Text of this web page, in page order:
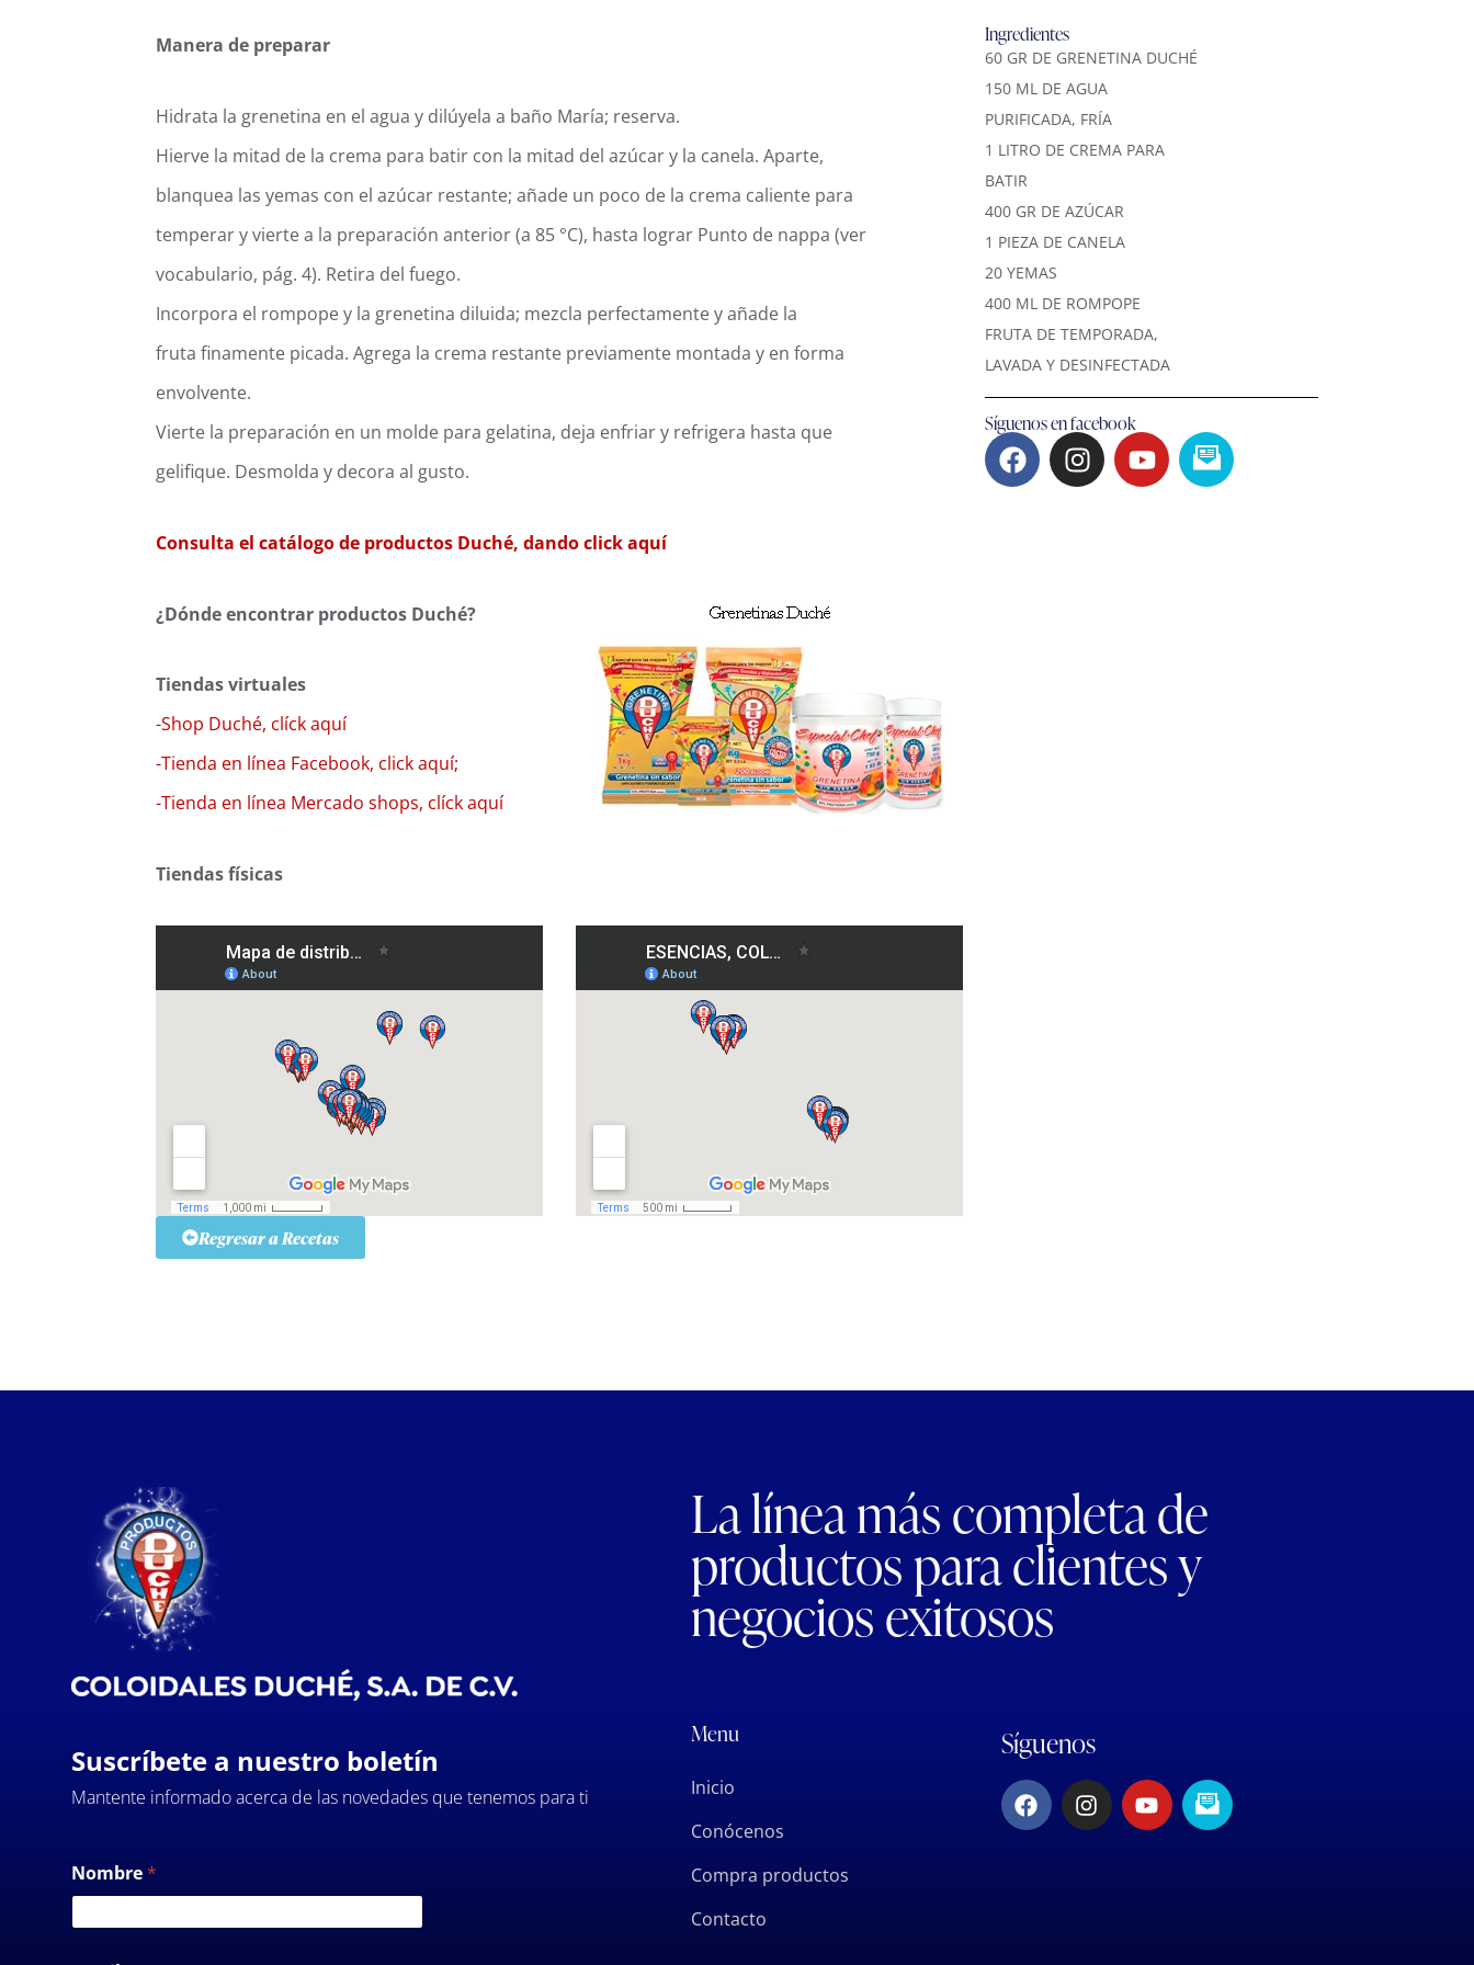
Manera de preparar
Hidrata la grenetina en el agua y dilúyela a baño María; reserva.
Hierve la mitad de la crema para batir con la mitad del azúcar y la canela. Aparte,
blanquea las yemas con el azúcar restante; añade un poco de la crema caliente para
temperar y vierte a la preparación anterior (a 85 °C), hasta lograr Punto de nappa (ver
vocabulario, pág. 4). Retira del fuego.
Incorpora el rompope y la grenetina diluida; mezcla perfectamente y añade la
fruta finamente picada. Agrega la crema restante previamente montada y en forma
envolvente.
Vierte la preparación en un molde para gelatina, deja enfriar y refrigera hasta que
gelifique. Desmolda y decora al gusto.
Consulta el catálogo de productos Duché, dando click aquí
¿Dónde encontrar productos Duché?
Tiendas virtuales
-Shop Duché, clíck aquí
-Tienda en línea Facebook, click aquí;
-Tienda en línea Mercado shops, clíck aquí
Tiendas físicas
Regresar a Recetas
Ingredientes
60 GR DE GRENETINA DUCHÉ
150 ML DE AGUA
PURIFICADA, FRÍA
1 LITRO DE CREMA PARA
BATIR
400 GR DE AZÚCAR
1 PIEZA DE CANELA
20 YEMAS
400 ML DE ROMPOPE
FRUTA DE TEMPORADA,
LAVADA Y DESINFECTADA
Síguenos en facebook
La línea más completa de
productos para clientes y
negocios exitosos
Suscríbete a nuestro boletín
Mantente informado acerca de las novedades que tenemos para ti
Nombre*
Menu
Inicio
Conócenos
Compra productos
Contacto
Síguenos